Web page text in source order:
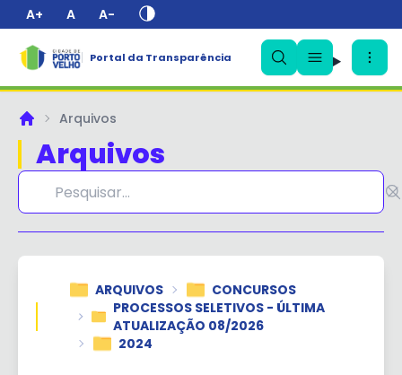
A+ A A-
Portal da Transparência
PrincipalArquivos
Arquivos
ARQUIVOS
CONCURSOS
PROCESSOS SELETIVOS - ÚLTIMA
ATUALIZAÇÃO 08/2026
2024
✕